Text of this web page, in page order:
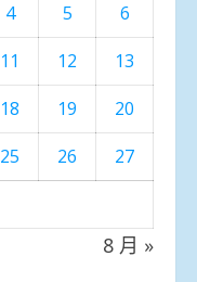
4 5
6
11 12
13
18 19
20
25 26
27
8 月 »